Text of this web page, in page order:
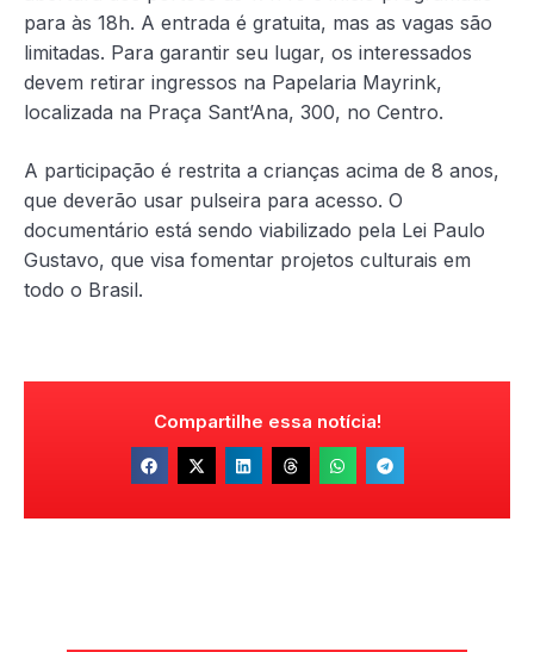
para às 18h. A entrada é gratuita, mas as vagas são
limitadas. Para garantir seu lugar, os interessados
devem retirar ingressos na Papelaria Mayrink,
localizada na Praça Sant’Ana, 300, no Centro.
A participação é restrita a crianças acima de 8 anos,
que deverão usar pulseira para acesso. O
documentário está sendo viabilizado pela Lei Paulo
Gustavo, que visa fomentar projetos culturais em
todo o Brasil.
Compartilhe essa notícia!